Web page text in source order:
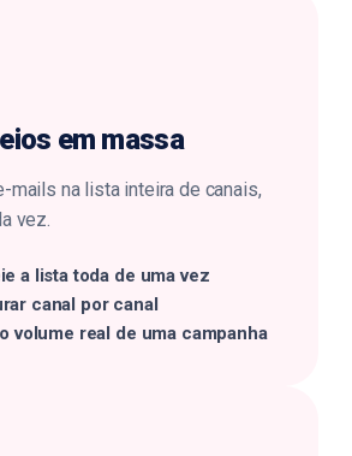
em massa
mails na lista inteira de canais,
vez.
a lista toda de uma vez
canal por canal
volume real de uma campanha